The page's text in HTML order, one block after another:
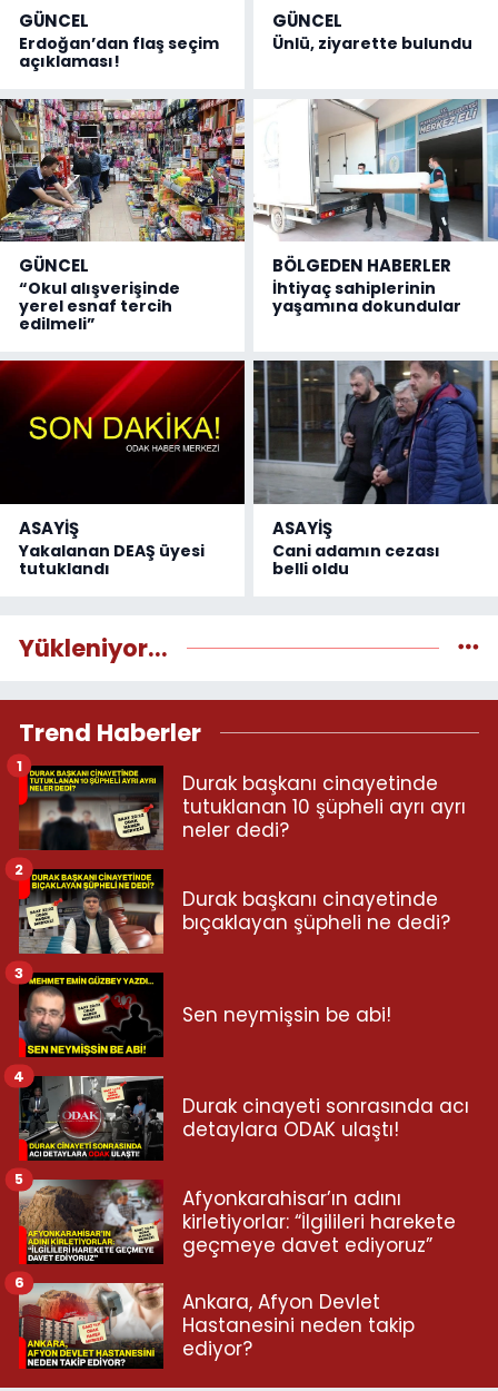
GÜNCEL
Erdoğan’dan flaş seçim
açıklaması!
GÜNCEL
Ünlü, ziyarette bulundu
GÜNCEL
“Okul alışverişinde
yerel esnaf tercih
edilmeli”
BÖLGEDEN HABERLER
İhtiyaç sahiplerinin
yaşamına dokundular
ASAYİŞ
Yakalanan DEAŞ üyesi
tutuklandı
ASAYİŞ
Cani adamın cezası
belli oldu
Yükleniyor...
Trend Haberler
Durak başkanı cinayetinde
tutuklanan 10 şüpheli ayrı ayrı
neler dedi?
1
Durak başkanı cinayetinde
bıçaklayan şüpheli ne dedi?
2
Sen neymişsin be abi!
3
Durak cinayeti sonrasında acı
detaylara ODAK ulaştı!
4
Afyonkarahisar’ın adını
kirletiyorlar: “İlgilileri harekete
geçmeye davet ediyoruz”
5
Ankara, Afyon Devlet
Hastanesini neden takip
ediyor?
6